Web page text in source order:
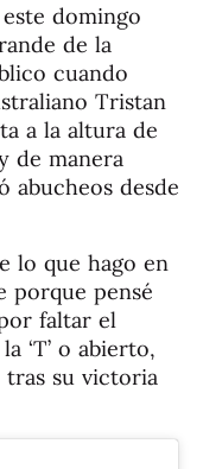
domingo
de la
cuando
Tristan
a la altura de
de manera
abucheos desde
lo que hago en
porque pensé
faltar el
‘T’ o abierto,
tras su victoria